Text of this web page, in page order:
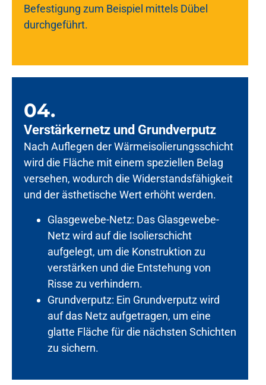
Befestigung zum Beispiel mittels Dübel
durchgeführt.
04.
Verstärkernetz und Grundverputz
Nach Auflegen der Wärmeisolierungsschicht
wird die Fläche mit einem speziellen Belag
versehen, wodurch die Widerstandsfähigkeit
und der ästhetische Wert erhöht werden.
Glasgewebe-Netz: Das Glasgewebe-
Netz wird auf die Isolierschicht
aufgelegt, um die Konstruktion zu
verstärken und die Entstehung von
Risse zu verhindern.
Grundverputz: Ein Grundverputz wird
auf das Netz aufgetragen, um eine
glatte Fläche für die nächsten Schichten
zu sichern.